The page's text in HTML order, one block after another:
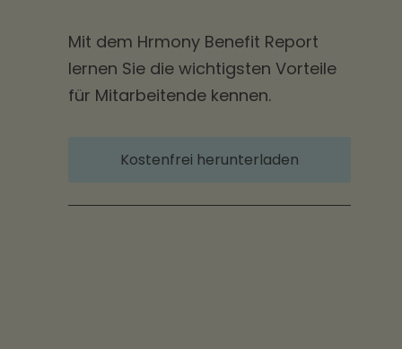
Mit dem Hrmony Benefit Report
lernen Sie die wichtigsten Vorteile
für Mitarbeitende kennen.
Kostenfrei herunterladen